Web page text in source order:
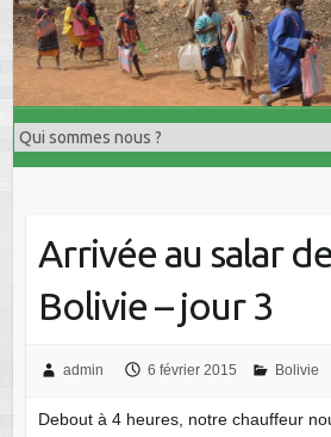
Arrivée au salar
Bolivie – jour 3
admin 6 février 2015 Bolivie
Debout à 4 heures, notre chauffeur